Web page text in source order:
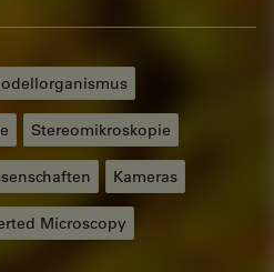
Stereomikroskopie
Kameras
Microscopy